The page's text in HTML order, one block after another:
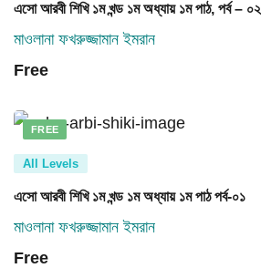
এসো আরবী শিখি ১ম খন্ড ১ম অধ্যায় ১ম পাঠ, পর্ব – ০২
মাওলানা ফখরুজ্জামান ইমরান
Free
FREE
All Levels
এসো আরবী শিখি ১ম খন্ড ১ম অধ্যায় ১ম পাঠ পর্ব-০১
মাওলানা ফখরুজ্জামান ইমরান
Free